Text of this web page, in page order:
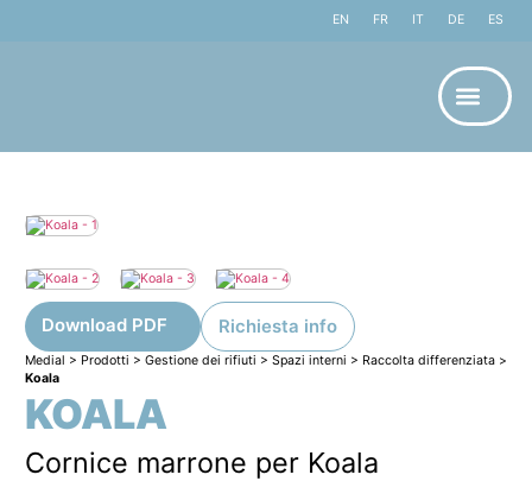
EN FR IT DE ES
Medial > Prodotti > Gestione dei rifiuti > Spazi interni > Raccolta differenziata>
Koala
KOALA
Cornice marrone per Koala
Download PDF Richiesta info